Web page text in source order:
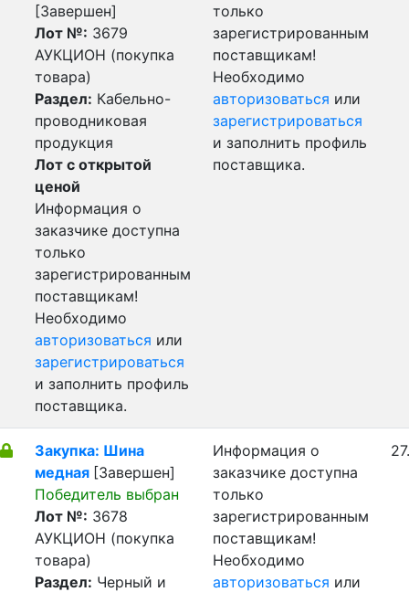
[Завершен]
Лот №: 3679
АУКЦИОН (покупка
товара)
Раздел: Кабельно-
проводниковая
продукция
Лот с открытой
ценой
Информация о
заказчике доступна
только
зарегистрированным
поставщикам!
Необходимо
авторизоваться или
зарегистрироваться
и заполнить профиль
поставщика.
только
зарегистрированным
поставщикам!
Необходимо
авторизоваться или
зарегистрироваться
и заполнить профиль
поставщика.
Закупка: Шина
медная [Завершен]
Победитель выбран
Лот №: 3678
АУКЦИОН (покупка
товара)
Раздел: Черный и
Информация о
заказчике доступна
только
зарегистрированным
поставщикам!
Необходимо
авторизоваться или